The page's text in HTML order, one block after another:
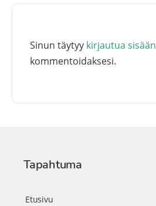
Sinun täytyy kirjautua sisään
kommentoidaksesi.
Tapahtuma
Etusivu